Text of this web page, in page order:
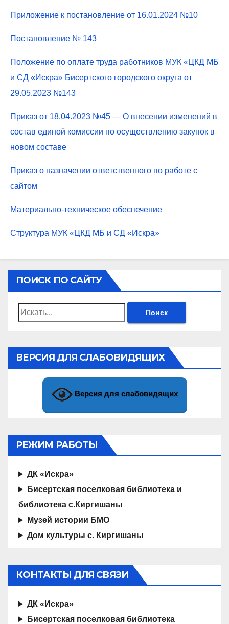
Приложение к постановление от 16.01.2024 №10
Постановление № 143
Положение по оплате труда работников МУК «ЦКД МБ
и СД «Искра» Бисертского городского округа от
29.05.2023 №143
Приказ от 18.04.2023 №45 — О внесении изменений в
состав единой комиссии по осуществлению закупок в
новом составе
Приказ о назначении ответственного по работе с
сайтом
Материально-техническое обеспечение
Структура МУК «ЦКД МБ и СД «Искра»
ПОИСК ПО САЙТУ
Найти:
ВЕРСИЯ ДЛЯ СЛАБОВИДЯЩИХ
Версия для слабовидящих
РЕЖИМ РАБОТЫ
ДК «Искра»
Бисертская поселковая библиотека и
библиотека с.Киргишаны
Музей истории БМО
Дом культуры с. Киргишаны
КОНТАКТЫ ДЛЯ СВЯЗИ
ДК «Искра»
Бисертская поселковая библиотека